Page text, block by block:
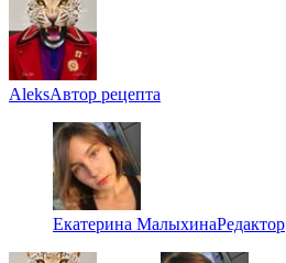
AleksАвтор рецепта
Екатерина МалыхинаРедактор